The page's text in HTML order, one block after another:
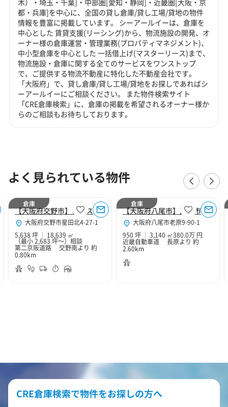
都・兵庫]を中心に、全国の貸し倉庫/貸し工場/貸地の物件
情報を豊富に掲載しています。 シーアールイーは、倉庫を
中心とした 賃貸支援(リーシング)から、物流施設の開発、オ
ーナー様の倉庫運営・管理業務(プロパティマネジメント)、
中小型倉庫を中心とした 一括借上げ(マスターリース)まで、
物流施設・倉庫に関する全てのサービスをワンストップ
で、ご提供する物流不動産に特化した不動産会社です。
「大阪府」で、貸し倉庫/貸し工場/貸地をお探しであればシ
ーアールイーにご相談ください。 また物件検索サイト
「CRE倉庫検索」に、倉庫の掲載を希望されるオーナー様か
らのご相談もお待ちしております。
よく見られている物件
【大阪府交野市】ロジスクエア大阪交野
大阪府交野市星田北4-27-1
5,638 坪
18,639 ㎡
（最小 2,683 坪～） 相談
第二京阪道路 交野南より 約
0.80km
倉庫
【大阪府八尾市】八尾市老原9丁目950坪倉庫
大阪府八尾市老原9-90-1
950 坪
3,140 ㎡380.0万 円
近畿自動車道 長原より 約
2.60km
倉庫
CRE倉庫検索で物件をお探しの方へ